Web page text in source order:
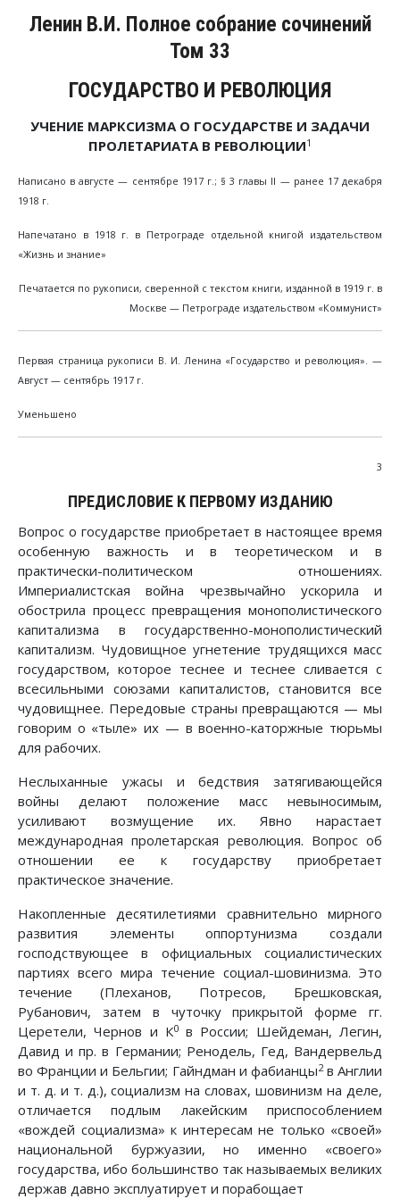
Ленин В.И. Полное собрание сочинений
Том 33
ГОСУДАРСТВО И РЕВОЛЮЦИЯ
УЧЕНИЕ МАРКСИЗМА О ГОСУДАРСТВЕ И ЗАДАЧИ
ПРОЛЕТАРИАТА В РЕВОЛЮЦИИ1
Написано в августе — сентябре 1917 г.; § 3 главы II — ранее 17 декабря
1918 г.
Напечатано в 1918 г. в Петрограде отдельной книгой издательством
«Жизнь и знание»
Печатается по рукописи, сверенной с текстом книги, изданной в 1919 г. в
Москве — Петрограде издательством «Коммунист»
Первая страница рукописи В. И. Ленина «Государство и революция». —
Август — сентябрь 1917 г.
Уменьшено
3
ПРЕДИСЛОВИЕ К ПЕРВОМУ ИЗДАНИЮ
Вопрос о государстве приобретает в настоящее время
особенную важность и в теоретическом и в
практически-политическом отношениях.
Империалистская война чрезвычайно ускорила и
обострила процесс превращения монополистического
капитализма в государственно-монополистический
капитализм. Чудовищное угнетение трудящихся масс
государством, которое теснее и теснее сливается с
всесильными союзами капиталистов, становится все
чудовищнее. Передовые страны превращаются — мы
говорим о «тыле» их — в военно-каторжные тюрьмы
для рабочих.
Неслыханные ужасы и бедствия затягивающейся
войны делают положение масс невыносимым,
усиливают возмущение их. Явно нарастает
международная пролетарская революция. Вопрос об
отношении ее к государству приобретает
практическое значение.
Накопленные десятилетиями сравнительно мирного
развития элементы оппортунизма создали
господствующее в официальных социалистических
партиях всего мира течение социал-шовинизма. Это
течение (Плеханов, Потресов, Брешковская,
Рубанович, затем в чуточку прикрытой форме гг.
Церетели, Чернов и К0в России; Шейдеман, Легин,
Давид и пр. в Германии; Ренодель, Гед, Вандервельд
во Франции и Бельгии; Гайндман и фабианцы2в Англии
и т. д. и т. д.), социализм на словах, шовинизм на деле,
отличается подлым лакейским приспособлением
«вождей социализма» к интересам не только «своей»
национальной буржуазии, но именно «своего»
государства, ибо большинство так называемых великих
держав давно эксплуатирует и порабощает